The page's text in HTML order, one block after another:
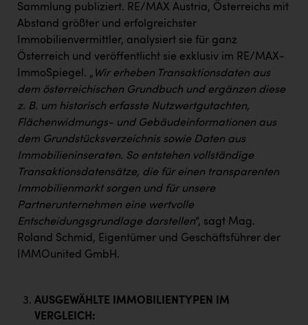
Sammlung publiziert. RE/MAX Austria, Österreichs mit
Abstand größter und erfolgreichster
Immobilienvermittler, analysiert sie für ganz
Österreich und veröffentlicht sie exklusiv im RE/MAX-
ImmoSpiegel. „ Wir erheben Transaktionsdaten aus
dem österreichischen Grundbuch und ergänzen diese
z. B. um historisch erfasste Nutzwertgutachten,
Flächenwidmungs- und Gebäudeinformationen aus
dem Grundstücksverzeichnis sowie Daten aus
Immobilieninseraten. So entstehen vollständige
Transaktionsdatensätze, die für einen transparenten
Immobilienmarkt sorgen und für unsere
Partnerunternehmen eine wertvolle
Entscheidungsgrundlage darstellen“, sagt Mag.
Roland Schmid, Eigentümer und Geschäftsführer der
IMMOunited GmbH.
AUSGEWÄHLTE IMMOBILIENTYPEN IM
VERGLEICH: